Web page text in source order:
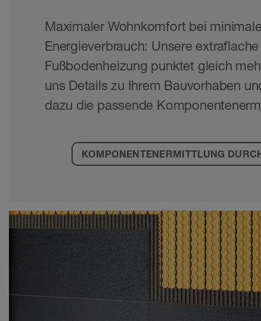
Maximaler Wohnkomfort bei
Energieverbrauch: Unsere extraflache
Fußbodenheizung punktet gleich
uns Details zu Ihrem Bauvorhaben
dazu die passende
KOMPONENTENERMITTLUNG